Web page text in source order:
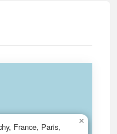
France, Paris,
×